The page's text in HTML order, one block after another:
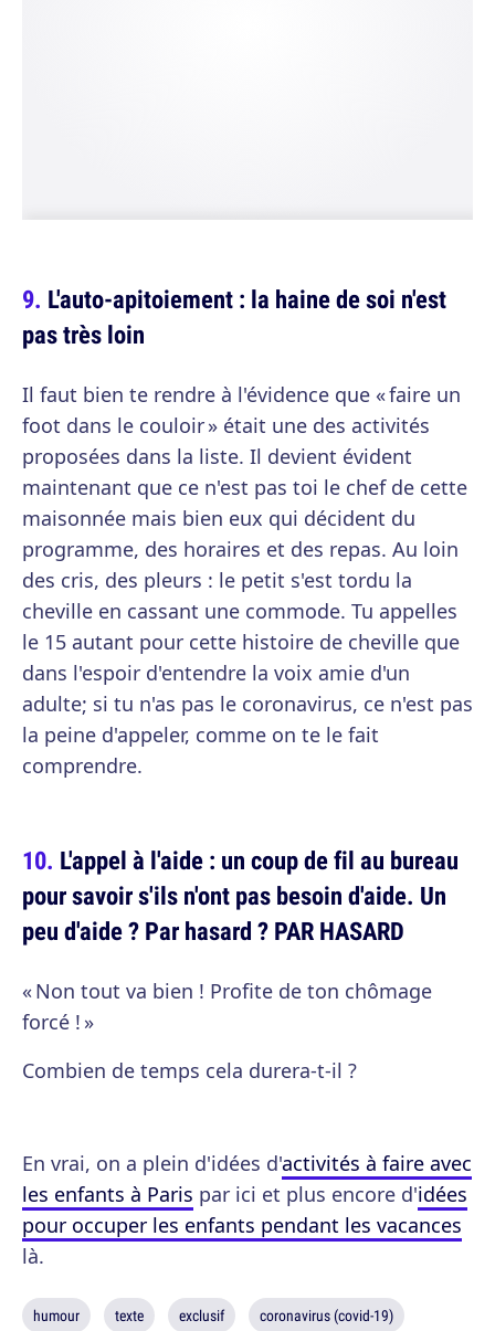
L'auto-apitoiement : la haine de soi n'est
pas très loin
Il faut bien te rendre à l'évidence que « faire un
foot dans le couloir » était une des activités
proposées dans la liste. Il devient évident
maintenant que ce n'est pas toi le chef de cette
maisonnée mais bien eux qui décident du
programme, des horaires et des repas. Au loin
des cris, des pleurs : le petit s'est tordu la
cheville en cassant une commode. Tu appelles
le 15 autant pour cette histoire de cheville que
dans l'espoir d'entendre la voix amie d'un
adulte; si tu n'as pas le coronavirus, ce n'est pas
la peine d'appeler, comme on te le fait
comprendre.
L'appel à l'aide : un coup de fil au bureau
pour savoir s'ils n'ont pas besoin d'aide. Un
peu d'aide ? Par hasard ? PAR HASARD
« Non tout va bien ! Profite de ton chômage
forcé ! »
Combien de temps cela durera-t-il ?
En vrai, on a plein d'idées d'activités à faire avec
les enfants à Paris par ici et plus encore d'idées
pour occuper les enfants pendant les vacances
là.
humour texte exclusif coronavirus (covid-19)